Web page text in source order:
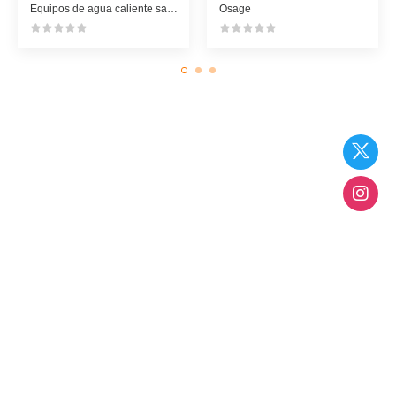
Equipos de agua caliente sanitaria Osage